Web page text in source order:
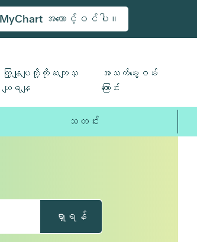
MyChart အကောင့်ဝင်ပါ။
ကြှနျုပျတို့ကိုဆကျသှ
ယျရနျ
အသက်မွေးဝမ်း
ကြောင်း
သတင်း
ရှာရန်